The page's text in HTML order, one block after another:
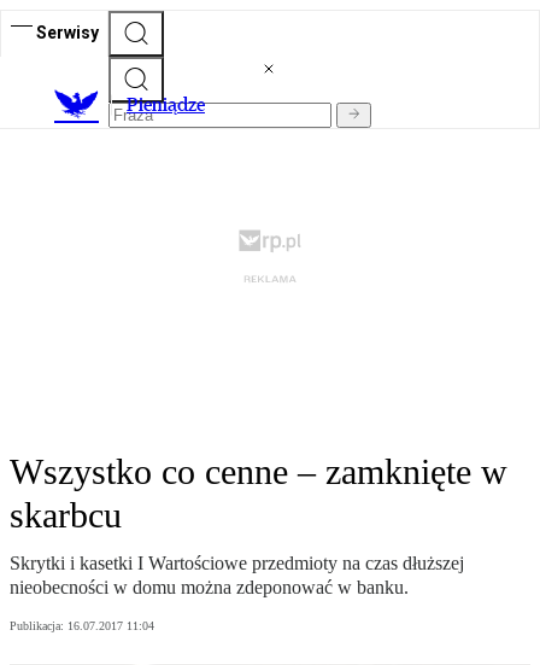
Serwisy
Pieniądze
Wszystko co cenne – zamknięte w
skarbcu
Skrytki i kasetki I Wartościowe przedmioty na czas dłuższej
nieobecności w domu można zdeponować w banku.
Publikacja: 16.07.2017 11:04